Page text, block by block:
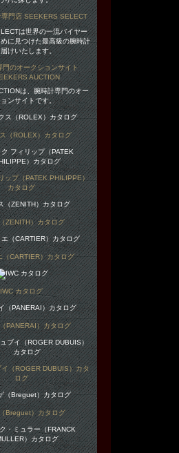
は世界の一流バイヤー
に見つけた最高級の腕時計
けいたします。
は、腕時計専門のオー
ンサイトです。
（ROLEX）カタログ
ップ（PATEK PHILIPPE）
カタログ
ZENITH）カタログ
（CARTIER）カタログ
IWC カタログ
PANERAI）カタログ
（ROGER DUBUIS）カタ
ログ
Breguet）カタログ